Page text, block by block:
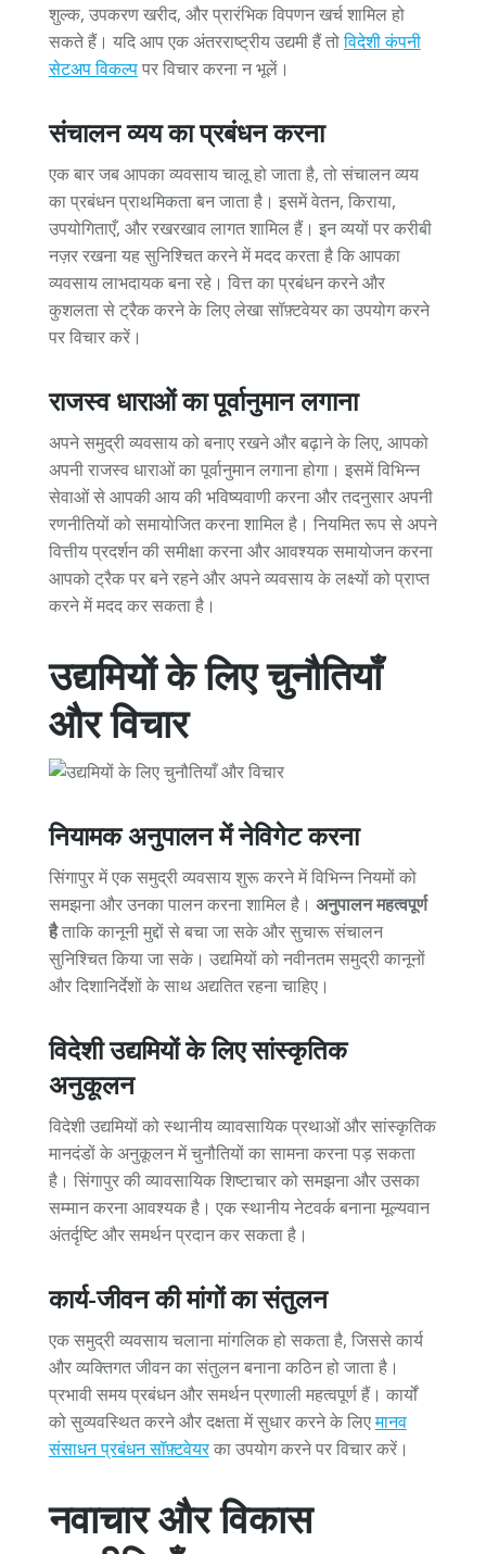
शुल्क, उपकरण खरीद, और प्रारंभिक विपणन खर्च शामिल हो
सकते हैं। यदि आप एक अंतरराष्ट्रीय उद्यमी हैं तोविदेशी कंपनी
सेटअप विकल्पपर विचार करना न भूलें।
संचालन व्यय का प्रबंधन करना
एक बार जब आपका व्यवसाय चालू हो जाता है, तो संचालन व्यय
का प्रबंधन प्राथमिकता बन जाता है। इसमें वेतन, किराया,
उपयोगिताएँ, और रखरखाव लागत शामिल हैं। इन व्ययों पर करीबी
नज़र रखना यह सुनिश्चित करने में मदद करता है कि आपका
व्यवसाय लाभदायक बना रहे। वित्त का प्रबंधन करने और
कुशलता से ट्रैक करने के लिए लेखा सॉफ़्टवेयर का उपयोग करने
पर विचार करें।
राजस्व धाराओं का पूर्वानुमान लगाना
अपने समुद्री व्यवसाय को बनाए रखने और बढ़ाने के लिए, आपको
अपनी राजस्व धाराओं का पूर्वानुमान लगाना होगा। इसमें विभिन्न
सेवाओं से आपकी आय की भविष्यवाणी करना और तदनुसार अपनी
रणनीतियों को समायोजित करना शामिल है। नियमित रूप से अपने
वित्तीय प्रदर्शन की समीक्षा करना और आवश्यक समायोजन करना
आपको ट्रैक पर बने रहने और अपने व्यवसाय के लक्ष्यों को प्राप्त
करने में मदद कर सकता है।
उद्यमियों के लिए चुनौतियाँ
और विचार
नियामक अनुपालन में नेविगेट करना
सिंगापुर में एक समुद्री व्यवसाय शुरू करने में विभिन्न नियमों को
समझना और उनका पालन करना शामिल है। अनुपालन महत्वपूर्ण
हैताकि कानूनी मुद्दों से बचा जा सके और सुचारू संचालन
सुनिश्चित किया जा सके। उद्यमियों को नवीनतम समुद्री कानूनों
और दिशानिर्देशों के साथ अद्यतित रहना चाहिए।
विदेशी उद्यमियों के लिए सांस्कृतिक
अनुकूलन
विदेशी उद्यमियों को स्थानीय व्यावसायिक प्रथाओं और सांस्कृतिक
मानदंडों के अनुकूलन में चुनौतियों का सामना करना पड़ सकता
है। सिंगापुर की व्यावसायिक शिष्टाचार को समझना और उसका
सम्मान करना आवश्यक है। एक स्थानीय नेटवर्क बनाना मूल्यवान
अंतर्दृष्टि और समर्थन प्रदान कर सकता है।
कार्य-जीवन की मांगों का संतुलन
एक समुद्री व्यवसाय चलाना मांगलिक हो सकता है, जिससे कार्य
और व्यक्तिगत जीवन का संतुलन बनाना कठिन हो जाता है।
प्रभावी समय प्रबंधन और समर्थन प्रणाली महत्वपूर्ण हैं। कार्यों
को सुव्यवस्थित करने और दक्षता में सुधार करने के लिएमानव
संसाधन प्रबंधन सॉफ़्टवेयरका उपयोग करने पर विचार करें।
नवाचार और विकास